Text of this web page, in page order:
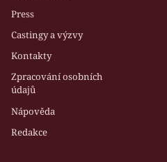
Press
Castingy a výzvy
Kontakty
Zpracování osobních
údajů
Nápověda
Redakce